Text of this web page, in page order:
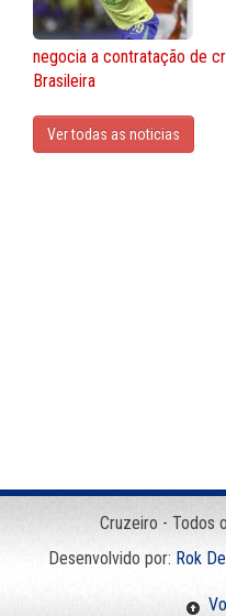
negocia a contratação de
Brasileira
Ver todas as noticias
Cruzeiro - Todos
Desenvolvido por: Rok